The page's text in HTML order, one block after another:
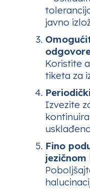
javno
Koristite
tiketa za
Izvezite
Fino